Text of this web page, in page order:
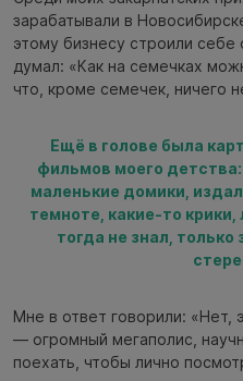
зарабатывали в
этому бизнесу строили
думал: «Как на семечках
что, кроме семечек, ничего
Ещё в голове была
фильмов моего
маленькие домики,
темноте, какие-то
тогда не знал,
Мне в ответ говорили: «Нет,
— огромный мегаполис,
поехать, чтобы лично